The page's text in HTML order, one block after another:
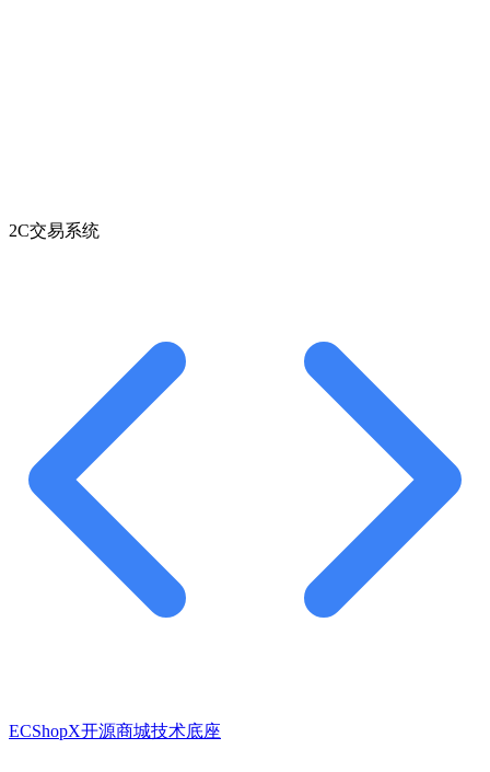
2C交易系统
ECShopX开源商城技术底座